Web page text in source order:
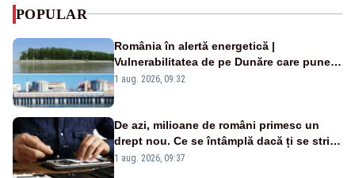
POPULAR
România în alertă energetică |
Vulnerabilitatea de pe Dunăre care pune
în pericol Centrala Cernavodă era
1 aug. 2026, 09:32
De azi, milioane de români primesc un
drept nou. Ce se întâmplă dacă ți se strică
un produs
1 aug. 2026, 09:37